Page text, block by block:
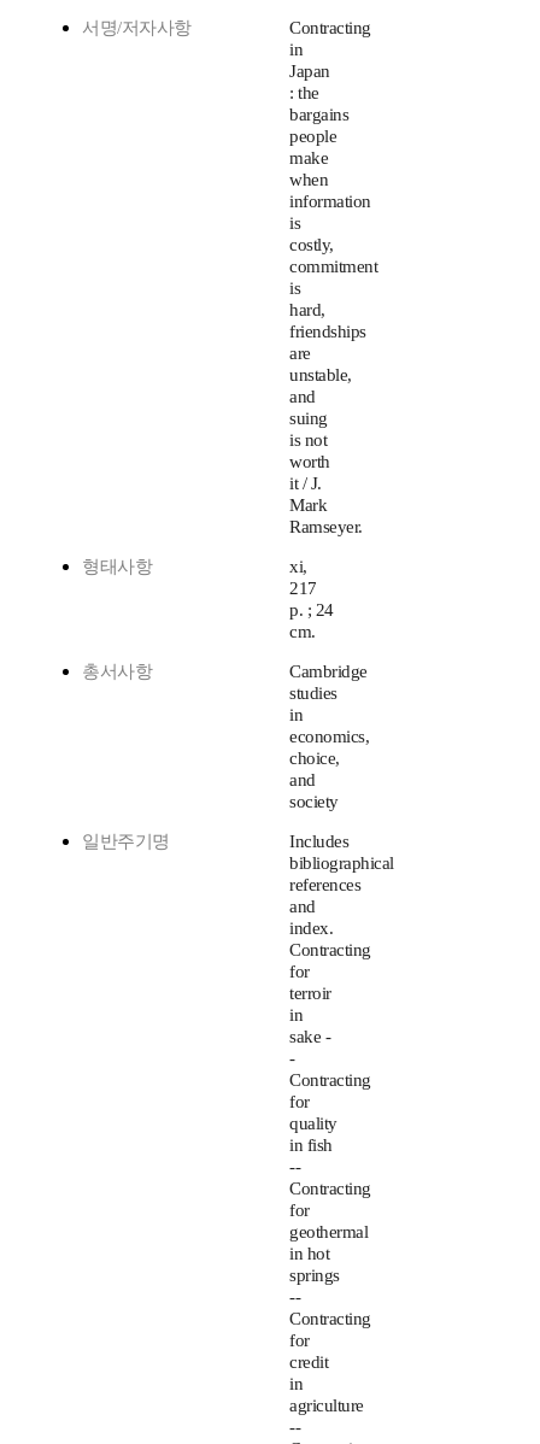
서명/저자사항
Contracting
in
Japan
: the
bargains
people
make
when
information
is
costly,
commitment
is
hard,
friendships
are
unstable,
and
suing
is not
worth
it / J.
Mark
Ramseyer.
형태사항
xi,
217
p. ; 24
cm.
총서사항
Cambridge
studies
in
economics,
choice,
and
society
일반주기명
Includes
bibliographical
references
and
index.
Contracting
for
terroir
in
sake -
-
Contracting
for
quality
in fish
--
Contracting
for
geothermal
in hot
springs
--
Contracting
for
credit
in
agriculture
--